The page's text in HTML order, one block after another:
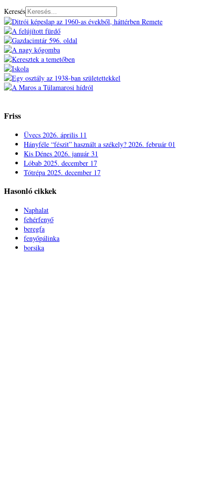
Keresés
Friss
Üvecs 2026. április 11
Hányféle “fészit” használt a székely? 2026. február 01
Kis Dénes 2026. január 31
Lóbab 2025. december 17
Tótrépa 2025. december 17
Hasonló cikkek
Naphalat
fehérfenyő
beregfa
fenyőpálinka
borsika